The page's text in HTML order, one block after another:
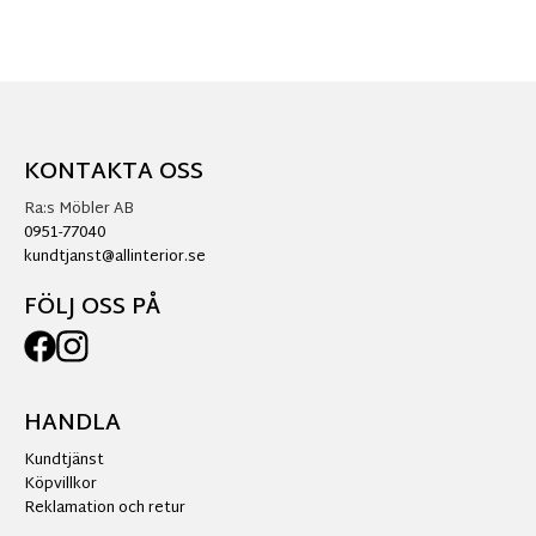
KONTAKTA OSS
Ra:s Möbler AB
0951-77040
kundtjanst@allinterior.se
FÖLJ OSS PÅ
HANDLA
Kundtjänst
Köpvillkor
Reklamation och retur